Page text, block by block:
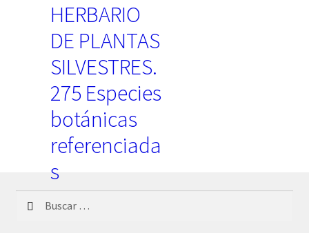
HERBARIO
DE PLANTAS
SILVESTRES.
275 Especies
botánicas
referenciada
s
29,90 € IVA incluido